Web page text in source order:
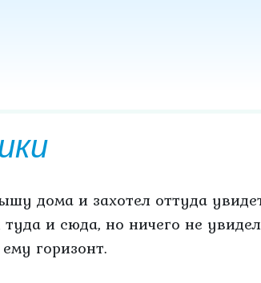
дома и захотел оттуда
и сюда, но ничего не
горизонт.